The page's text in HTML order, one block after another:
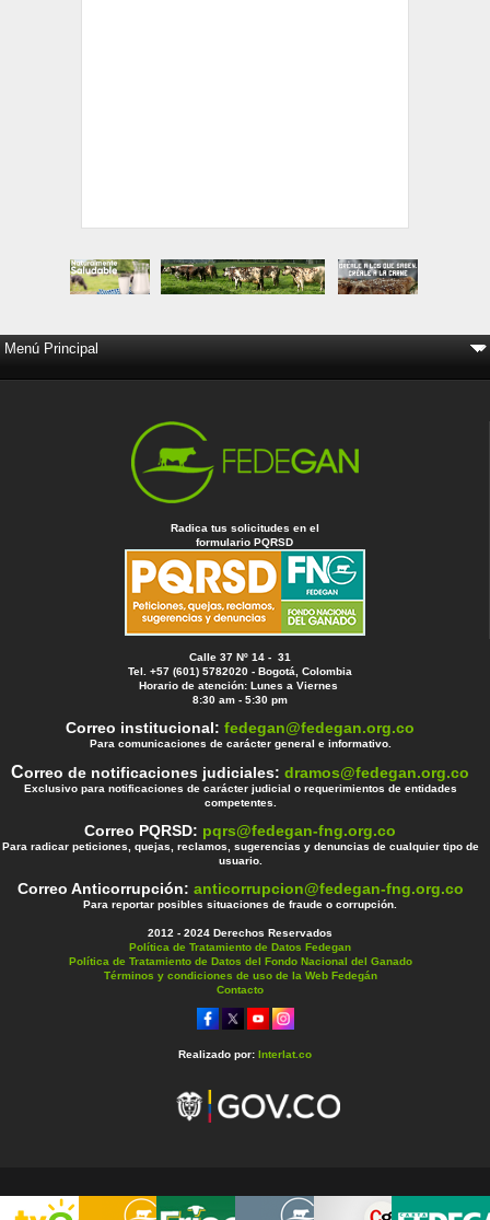
Radica tus solicitudes en el
formulario PQRSD
Calle 37 Nº 14 - 31
Tel. +57 (601) 5782020 - Bogotá, Colombia
Horario de atención: Lunes a Viernes
8:30 am - 5:30 pm
Correo institucional:fedegan@fedegan.org.co
Para comunicaciones de carácter general e informativo.
Correo de notificaciones judiciales:dramos@fedegan.org.co
Exclusivo para notificaciones de carácter judicial o requerimientos de entidades
competentes.
Correo PQRSD: pqrs@fedegan-fng.org.co
Para radicar peticiones, quejas, reclamos, sugerencias y denuncias de cualquier tipo de
usuario.
Correo Anticorrupción: anticorrupcion@fedegan-fng.org.co
Para reportar posibles situaciones de fraude o corrupción.
2012 - 2024 Derechos Reservados
Política de Tratamiento de Datos Fedegan
Política de Tratamiento de Datos del Fondo Nacional del Ganado
Términos y condiciones de uso de la Web Fedegán
Contacto
Realizado por: Interlat.co